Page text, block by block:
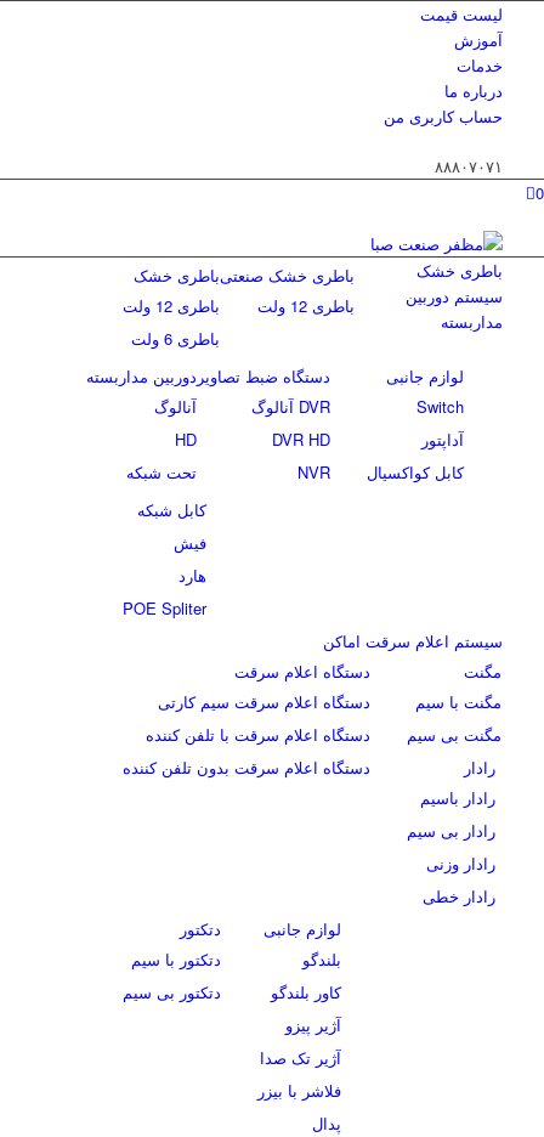
لیست قیمت
آموزش
خدمات
درباره ما
حساب كاربری من
۸۸۸۰۷۰۷۱
0
باطری خشک
باطری خشک
باطری 12 ولت
باطری 6 ولت
باطری خشک صنعتی
باطری 12 ولت
سیستم دوربین
مداربسته
دوربین مداربسته
آنالوگ
HD
تحت شبکه
دستگاه ضبط تصاویر
DVR آنالوگ
DVR HD
NVR
لوازم جانبی
Switch
آداپتور
کابل کواکسیال
کابل شبکه
فیش
هارد
POE Spliter
سیستم اعلام سرقت اماکن
دستگاه اعلام سرقت
دستگاه اعلام سرقت سیم کارتی
دستگاه اعلام سرقت با تلفن کننده
دستگاه اعلام سرقت بدون تلفن کننده
مگنت
مگنت با سیم
مگنت بی سیم
رادار
رادار باسیم
رادار بی سیم
رادار وزنی
رادار خطی
دتکتور
دتکتور با سیم
دتکتور بی سیم
لوازم جانبی
بلندگو
کاور بلندگو
آژیر پیزو
آژیر تک صدا
فلاشر با بیزر
پدال